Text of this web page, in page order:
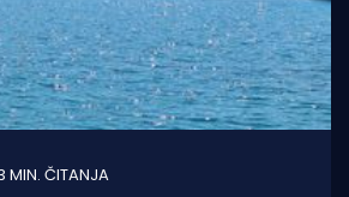
MIN. ČITANJA